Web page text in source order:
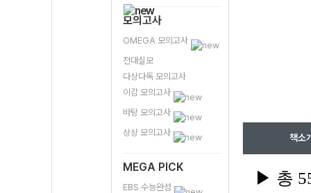
모의고사
OMEGA 모의고사
전대실모
다상다독 모의고사
이감 모의고사
바탕 모의고사
상상 모의고사
MEGA PICK
EBS 수능완성
책소
▶ 총